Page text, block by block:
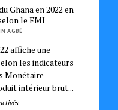
Ghana en 2022 en
le FMI
AGBÉ
affiche une
les indicateurs
Monétaire
intérieur brut...